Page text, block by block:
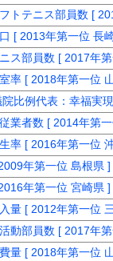
トテニス部員数 [
[ 2013年第一位 長
ス部員数 [ 2017年
率 [ 2018年第一位
比例代表：幸福実
業者数 [ 2014年第
率 [ 2016年第一位
年第一位 島根県 ]
年第一位 宮崎県 ]
量 [ 2012年第一位
動部員数 [ 2017年
量 [ 2018年第一位